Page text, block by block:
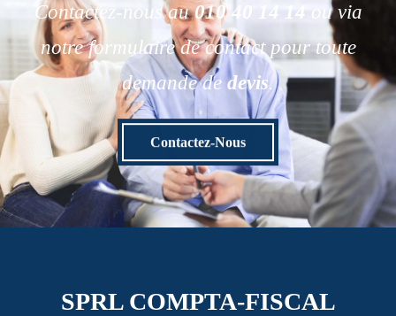
Contactez-nous au010 40 14 14
ou via
notre formulaire de contact pour toute
demande de devis.
Contactez-Nous
SPRL COMPTA-FISCAL